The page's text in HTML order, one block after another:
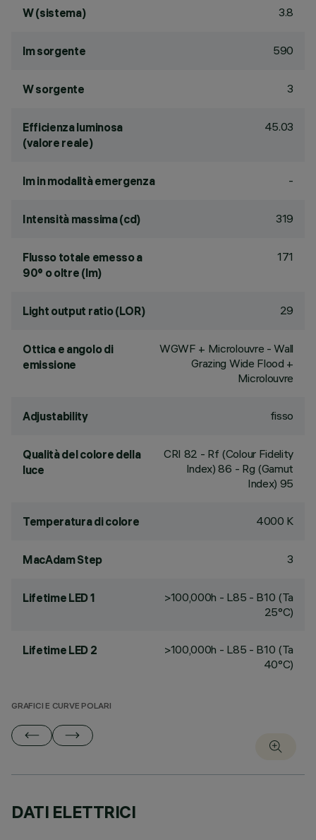
W (sistema) 3.8
lm sorgente 590
W sorgente 3
Efficienza luminosa
(valore reale)
45.03
lm in modalità emergenza -
Intensità massima (cd) 319
Flusso totale emesso a
90° o oltre (lm)
171
Light output ratio (LOR) 29
Ottica e angolo di
emissione
WGWF + Microlouvre - Wall
Grazing Wide Flood +
Microlouvre
Adjustability fisso
Qualità del colore della
luce
CRI 82 - Rf (Colour Fidelity
Index) 86 - Rg (Gamut
Index) 95
Temperatura di colore 4000 K
MacAdam Step 3
Lifetime LED 1
>100,000h - L85 - B10 (Ta
25°C)
Lifetime LED 2
>100,000h - L85 - B10 (Ta
40°C)
GRAFICI E CURVE POLARI
DATI ELETTRICI